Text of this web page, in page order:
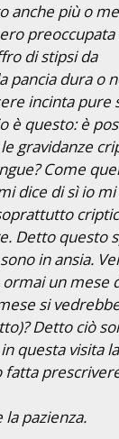
anche più o
di stipsi da
pancia dura o
incinta pure
è questo: è
gravidanze
Come
dice di sì io
Detto questo
in ansia.
un mese
si
Detto ciò
questa visita
pazienza.